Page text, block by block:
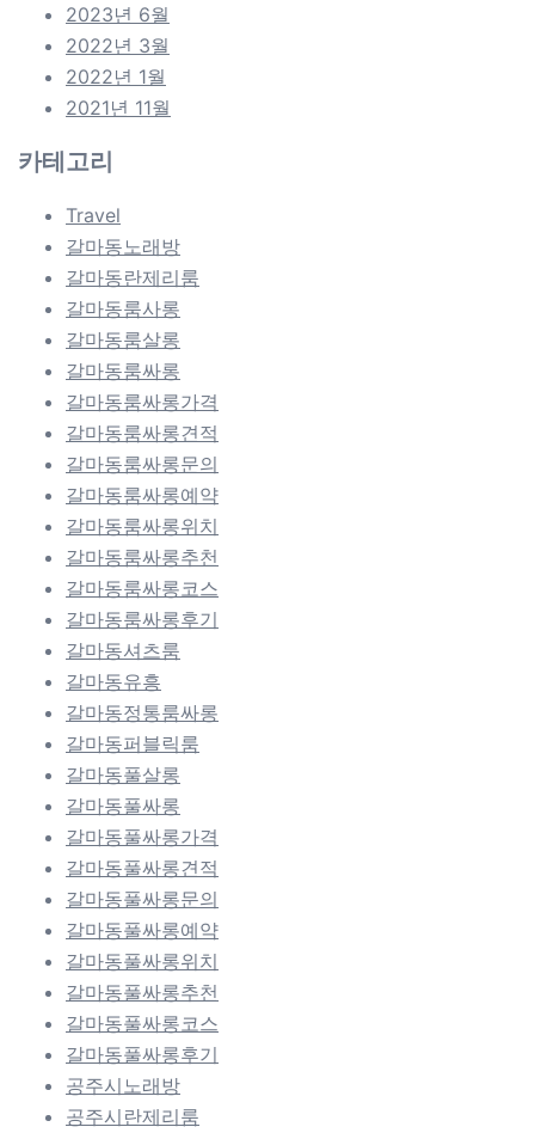
2023년 6월
2022년 3월
2022년 1월
2021년 11월
카테고리
Travel
갈마동노래방
갈마동란제리룸
갈마동룸사롱
갈마동룸살롱
갈마동룸싸롱
갈마동룸싸롱가격
갈마동룸싸롱견적
갈마동룸싸롱문의
갈마동룸싸롱예약
갈마동룸싸롱위치
갈마동룸싸롱추천
갈마동룸싸롱코스
갈마동룸싸롱후기
갈마동셔츠룸
갈마동유흥
갈마동정통룸싸롱
갈마동퍼블릭룸
갈마동풀살롱
갈마동풀싸롱
갈마동풀싸롱가격
갈마동풀싸롱견적
갈마동풀싸롱문의
갈마동풀싸롱예약
갈마동풀싸롱위치
갈마동풀싸롱추천
갈마동풀싸롱코스
갈마동풀싸롱후기
공주시노래방
공주시란제리룸